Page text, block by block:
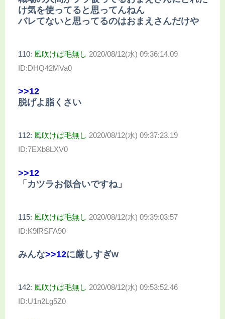
け気を使ってると思ってんねん
バレてないと思ってるのはおまえさんだけや
110: 風吹けば毛無し 2020/08/12(水) 09:36:14.09
ID:DHQ42MVa0
>>12
脱げよ脂くさい
112: 風吹けば毛無し 2020/08/12(水) 09:37:23.19
ID:7EXb8LXV0
>>12
「カツラお似合いですね」
115: 風吹けば毛無し 2020/08/12(水) 09:39:03.57
ID:K9lRSFA90
みんな>>12に厳しすぎw
142: 風吹けば毛無し 2020/08/12(水) 09:53:52.46
ID:U1n2Lg5Z0